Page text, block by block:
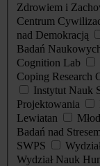
Zdrowiem i
Centrum
nad Demokracją
Badań
Cognition Lab
Coping Research
Instytut Nauk
Projektowania
Lewiatan
Badań nad Stresem
SWPS
Wydział Nauk